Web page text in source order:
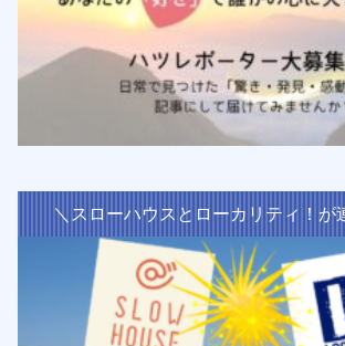
＼スローハウスとローカリティ！が